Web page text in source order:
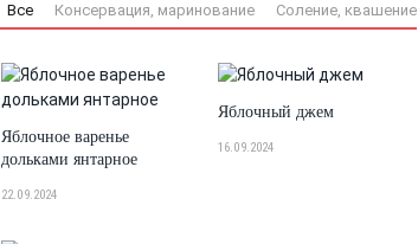
Все Консервация, маринование Соление, квашение
Яблочное варенье
дольками янтарное
22.09.2024
Яблочный джем
16.09.2024